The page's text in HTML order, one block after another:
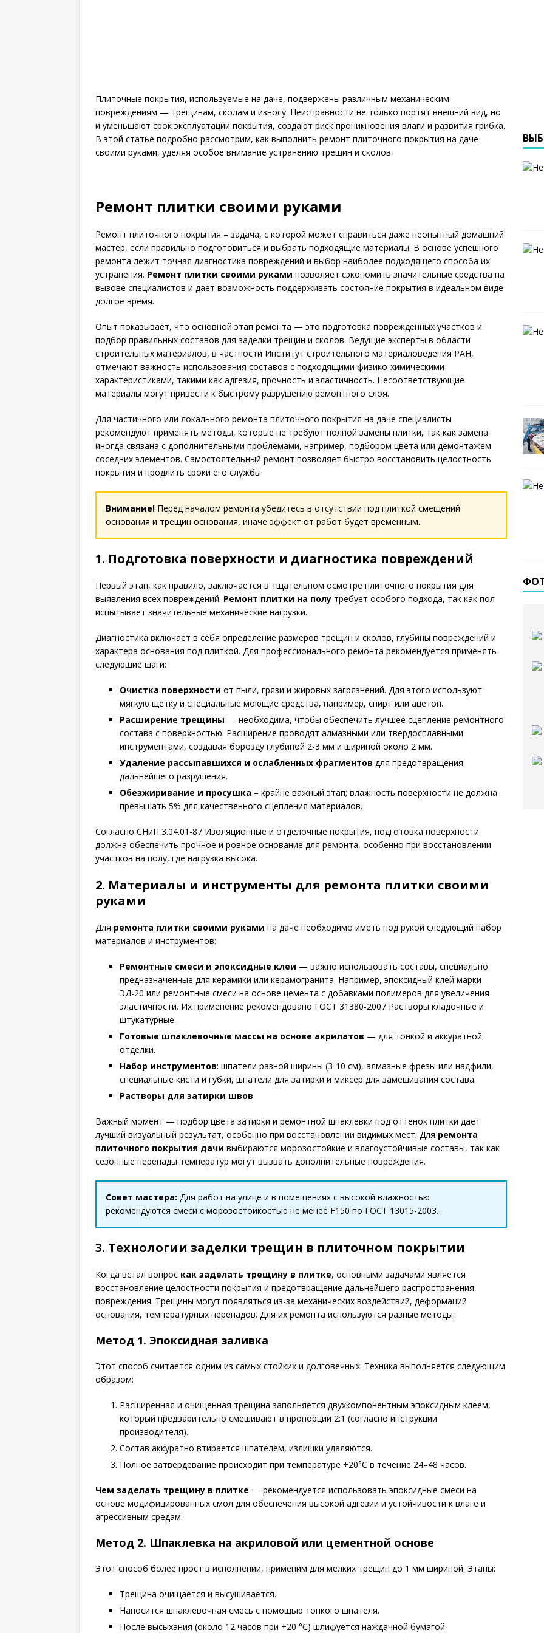
Плиточные покрытия, используемые на даче, подвержены различным механическим
повреждениям — трещинам, сколам и износу. Неисправности не только портят внешний вид, но
и уменьшают срок эксплуатации покрытия, создают риск проникновения влаги и развития грибка.
В этой статье подробно рассмотрим, как выполнить ремонт плиточного покрытия на даче
своими руками, уделяя особое внимание устранению трещин и сколов.
Ремонт плитки своими руками
Ремонт плиточного покрытия – задача, с которой может справиться даже неопытный домашний
мастер, если правильно подготовиться и выбрать подходящие материалы. В основе успешного
ремонта лежит точная диагностика повреждений и выбор наиболее подходящего способа их
устранения. Ремонт плитки своими руками позволяет сэкономить значительные средства на
вызове специалистов и дает возможность поддерживать состояние покрытия в идеальном виде
долгое время.
Опыт показывает, что основной этап ремонта — это подготовка поврежденных участков и
подбор правильных составов для заделки трещин и сколов. Ведущие эксперты в области
строительных материалов, в частности Институт строительного материаловедения РАН,
отмечают важность использования составов с подходящими физико-химическими
характеристиками, такими как адгезия, прочность и эластичность. Несоответствующие
материалы могут привести к быстрому разрушению ремонтного слоя.
Для частичного или локального ремонта плиточного покрытия на даче специалисты
рекомендуют применять методы, которые не требуют полной замены плитки, так как замена
иногда связана с дополнительными проблемами, например, подбором цвета или демонтажем
соседних элементов. Самостоятельный ремонт позволяет быстро восстановить целостность
покрытия и продлить сроки его службы.
Внимание! Перед началом ремонта убедитесь в отсутствии под плиткой смещений
основания и трещин основания, иначе эффект от работ будет временным.
1. Подготовка поверхности и диагностика повреждений
Первый этап, как правило, заключается в тщательном осмотре плиточного покрытия для
выявления всех повреждений. Ремонт плитки на полу требует особого подхода, так как пол
испытывает значительные механические нагрузки.
Диагностика включает в себя определение размеров трещин и сколов, глубины повреждений и
характера основания под плиткой. Для профессионального ремонта рекомендуется применять
следующие шаги:
Очистка поверхности от пыли, грязи и жировых загрязнений. Для этого используют
мягкую щетку и специальные моющие средства, например, спирт или ацетон.
Расширение трещины — необходима, чтобы обеспечить лучшее сцепление ремонтного
состава с поверхностью. Расширение проводят алмазными или твердосплавными
инструментами, создавая борозду глубиной 2-3 мм и шириной около 2 мм.
Удаление рассыпавшихся и ослабленных фрагментов для предотвращения
дальнейшего разрушения.
Обезжиривание и просушка – крайне важный этап; влажность поверхности не должна
превышать 5% для качественного сцепления материалов.
Согласно СНиП 3.04.01-87 Изоляционные и отделочные покрытия, подготовка поверхности
должна обеспечить прочное и ровное основание для ремонта, особенно при восстановлении
участков на полу, где нагрузка высока.
2. Материалы и инструменты для ремонта плитки своими
руками
Для ремонта плитки своими руками на даче необходимо иметь под рукой следующий набор
материалов и инструментов:
Ремонтные смеси и эпоксидные клеи — важно использовать составы, специально
предназначенные для керамики или керамогранита. Например, эпоксидный клей марки
ЭД-20 или ремонтные смеси на основе цемента с добавками полимеров для увеличения
эластичности. Их применение рекомендовано ГОСТ 31380-2007 Растворы кладочные и
штукатурные.
Готовые шпаклевочные массы на основе акрилатов — для тонкой и аккуратной
отделки.
Набор инструментов: шпатели разной ширины (3-10 см), алмазные фрезы или надфили,
специальные кисти и губки, шпатели для затирки и миксер для замешивания состава.
Растворы для затирки швов
Важный момент — подбор цвета затирки и ремонтной шпаклевки под оттенок плитки даёт
лучший визуальный результат, особенно при восстановлении видимых мест. Для ремонта
плиточного покрытия дачи выбираются морозостойкие и влагоустойчивые составы, так как
сезонные перепады температур могут вызвать дополнительные повреждения.
Совет мастера: Для работ на улице и в помещениях с высокой влажностью
рекомендуются смеси с морозостойкостью не менее F150 по ГОСТ 13015-2003.
3. Технологии заделки трещин в плиточном покрытии
Когда встал вопрос как заделать трещину в плитке, основными задачами является
восстановление целостности покрытия и предотвращение дальнейшего распространения
повреждения. Трещины могут появляться из-за механических воздействий, деформаций
основания, температурных перепадов. Для их ремонта используются разные методы.
Метод 1. Эпоксидная заливка
Этот способ считается одним из самых стойких и долговечных. Техника выполняется следующим
образом:
Расширенная и очищенная трещина заполняется двухкомпонентным эпоксидным клеем,
который предварительно смешивают в пропорции 2:1 (согласно инструкции
производителя).
Состав аккуратно втирается шпателем, излишки удаляются.
Полное затвердевание происходит при температуре +20°C в течение 24–48 часов.
Чем заделать трещину в плитке — рекомендуется использовать эпоксидные смеси на
основе модифицированных смол для обеспечения высокой адгезии и устойчивости к влаге и
агрессивным средам.
Метод 2. Шпаклевка на акриловой или цементной основе
Этот способ более прост в исполнении, применим для мелких трещин до 1 мм шириной. Этапы:
Трещина очищается и высушивается.
Наносится шпаклевочная смесь с помощью тонкого шпателя.
После высыхания (около 12 часов при +20 °C) шлифуется наждачной бумагой.